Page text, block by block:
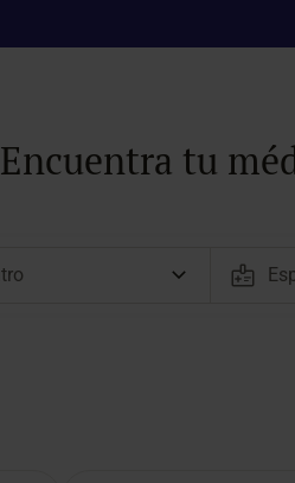
Encuentra tu